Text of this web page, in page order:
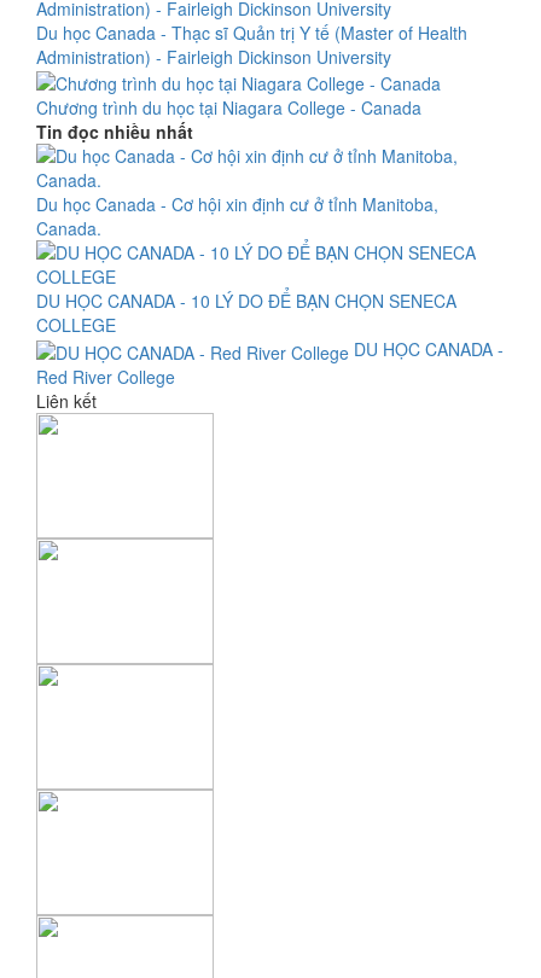
Du học Canada - Thạc sĩ Quản trị Y tế (Master of Health
Administration) - Fairleigh Dickinson University
Chương trình du học tại Niagara College - Canada
Tin đọc nhiều nhất
Du học Canada - Cơ hội xin định cư ở tỉnh Manitoba,
Canada.
DU HỌC CANADA - 10 LÝ DO ĐỂ BẠN CHỌN SENECA
COLLEGE
DU HỌC CANADA -
Red River College
Liên kết